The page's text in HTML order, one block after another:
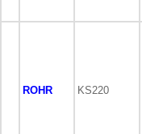
ROHR KS220